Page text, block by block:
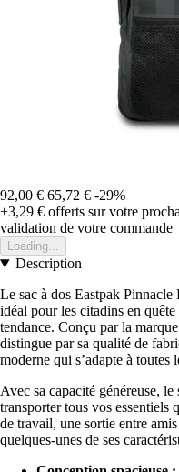
92,00 € 65,72 € -29%
+3,29 € offerts sur votre
validation de votre commande
Loading...
Description
Le sac à dos Eastpak
idéal pour les citadins en
tendance. Conçu par la
distingue par sa qualité de
moderne qui s’adapte à toutes
Avec sa capacité généreuse,
transporter tous vos essentiels
de travail, une sortie entre
quelques-unes de ses